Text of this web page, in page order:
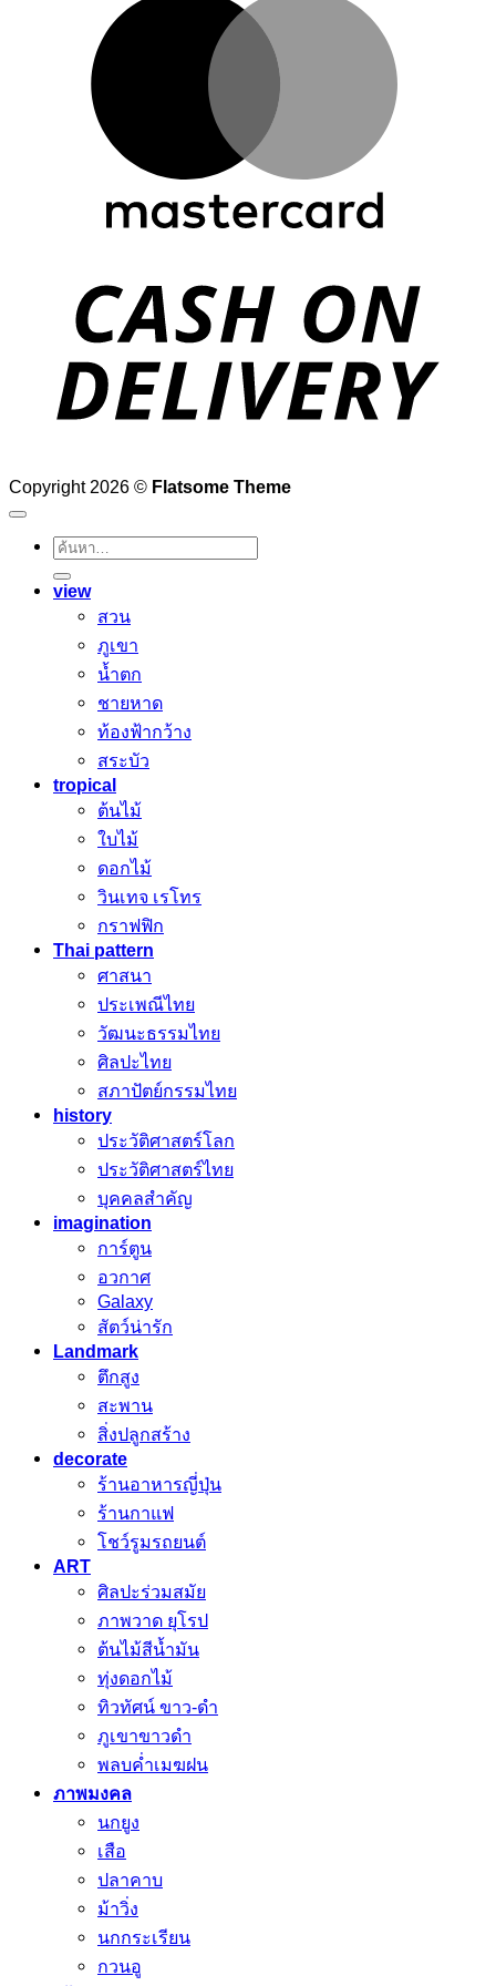
Copyright 2026 © Flatsome Theme
ค้นหา:
view
สวน
ภูเขา
น้ำตก
ชายหาด
ท้องฟ้ากว้าง
สระบัว
tropical
ต้นไม้
ใบไม้
ดอกไม้
วินเทจ เรโทร
กราฟฟิก
Thai pattern
ศาสนา
ประเพณีไทย
วัฒนะธรรมไทย
ศิลปะไทย
สภาปัตย์กรรมไทย
history
ประวัติศาสตร์โลก
ประวัติศาสตร์ไทย
บุคคลสำคัญ
imagination
การ์ตูน
อวกาศ
Galaxy
สัตว์น่ารัก
Landmark
ตึกสูง
สะพาน
สิ่งปลูกสร้าง
decorate
ร้านอาหารญี่ปุ่น
ร้านกาแฟ
โชว์รูมรถยนต์
ART
ศิลปะร่วมสมัย
ภาพวาด ยุโรป
ต้นไม้สีน้ำมัน
ทุ่งดอกไม้
ทิวทัศน์ ขาว-ดำ
ภูเขาขาวดำ
พลบค่ำเมฆฝน
ภาพมงคล
นกยูง
เสือ
ปลาคาบ
ม้าวิ่ง
นกกระเรียน
กวนอู